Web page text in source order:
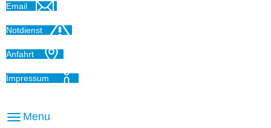
Email
Notdienst
Anfahrt
Impressum
Menu